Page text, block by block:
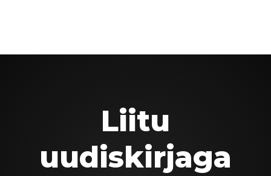
Liitu
uudiskirjaga